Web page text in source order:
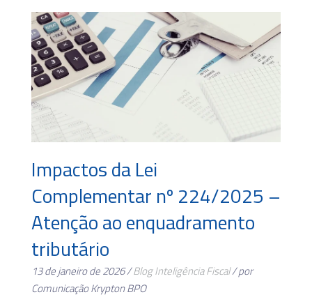
Impactos da Lei
Complementar nº 224/2025 –
Atenção ao enquadramento
tributário
13 de janeiro de 2026 /BlogInteligência Fiscal/ por
Comunicação Krypton BPO